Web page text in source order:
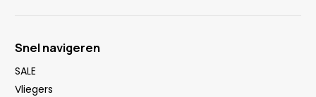
Snel navigeren
SALE
Vliegers